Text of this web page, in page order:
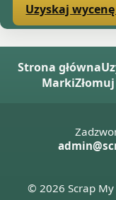
Uzyskaj
Strona główna
Marki
© 2026 Scrap